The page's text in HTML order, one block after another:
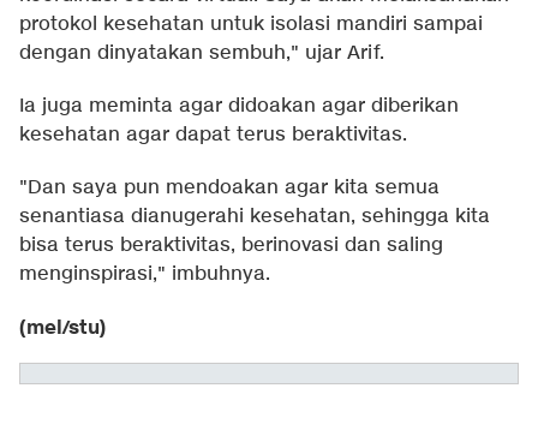
protokol kesehatan untuk isolasi mandiri sampai
dengan dinyatakan sembuh," ujar Arif.
Ia juga meminta agar didoakan agar diberikan
kesehatan agar dapat terus beraktivitas.
"Dan saya pun mendoakan agar kita semua
senantiasa dianugerahi kesehatan, sehingga kita
bisa terus beraktivitas, berinovasi dan saling
menginspirasi," imbuhnya.
(mel/stu)